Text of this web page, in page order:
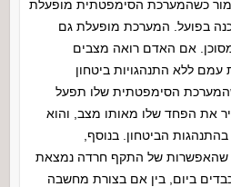
כשהמערכת הסימפטתית מופעלת
בפועל. המערכת מופעלת גם
אם האדם רואה מצבים
ללא התנהגויות ביטחון
הסימפטתית שלו תפעל
את הפחד שלו מאותו מצב, והוא
הביטחון. בנוסף,
שהאפשרות של התקף חרדה נמצאת
ביום, בין אם בצורת מחשבה